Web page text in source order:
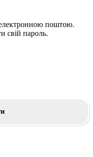
поштою.
свій пароль.